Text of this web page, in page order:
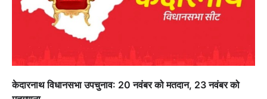
केदारनाथ विधानसभा उपचुनाव: 20 नवंबर को मतदान, 23 नवंबर को